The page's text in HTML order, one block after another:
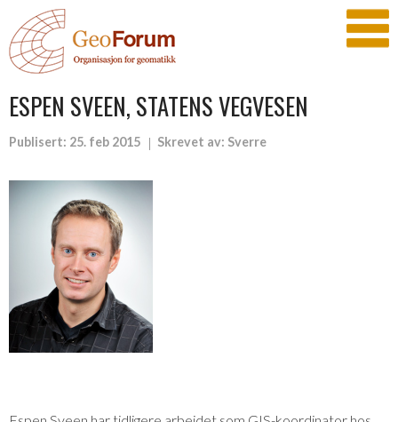
ESPEN SVEEN, STATENS VEGVESEN
Publisert: 25. feb 2015 Skrevet av: Sverre